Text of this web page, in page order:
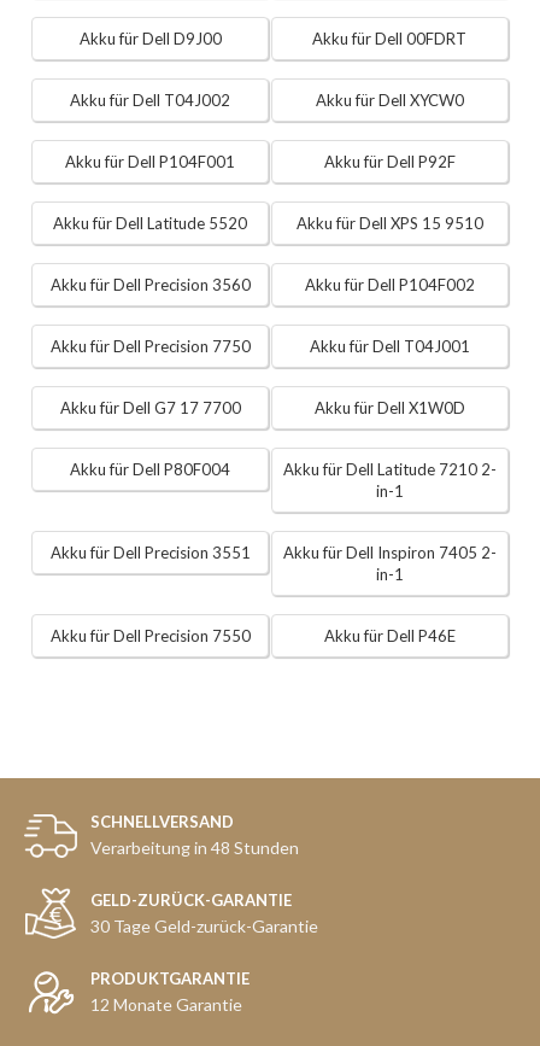
Akku für Dell D9J00 Akku für Dell 00FDRT
Akku für Dell T04J002 Akku für Dell XYCW0
Akku für Dell P104F001 Akku für Dell P92F
Akku für Dell Latitude 5520 Akku für Dell XPS 15 9510
Akku für Dell Precision 3560 Akku für Dell P104F002
Akku für Dell Precision 7750 Akku für Dell T04J001
Akku für Dell G7 17 7700 Akku für Dell X1W0D
Akku für Dell P80F004
Akku für Dell Latitude 7210 2-
in-1
Akku für Dell Precision 3551
Akku für Dell Inspiron 7405 2-
in-1
Akku für Dell Precision 7550 Akku für Dell P46E
SCHNELLVERSAND
Verarbeitung in 48 Stunden
GELD-ZURÜCK-GARANTIE
30 Tage Geld-zurück-Garantie
PRODUKTGARANTIE
12 Monate Garantie